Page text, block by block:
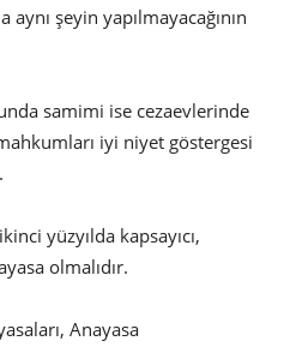
aynı şeyin yapılmayacağının
samimi ise cezaevlerinde
iyi niyet göstergesi
yüzyılda kapsayıcı,
olmalıdır.
Anayasa